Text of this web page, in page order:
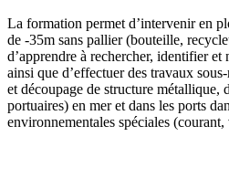
La formation permet d’intervenir en
de -35m sans pallier (bouteille,
d’apprendre à rechercher, identifier
ainsi que d’effectuer des travaux
et découpage de structure métallique,
portuaires) en mer et dans les ports
environnementales spéciales